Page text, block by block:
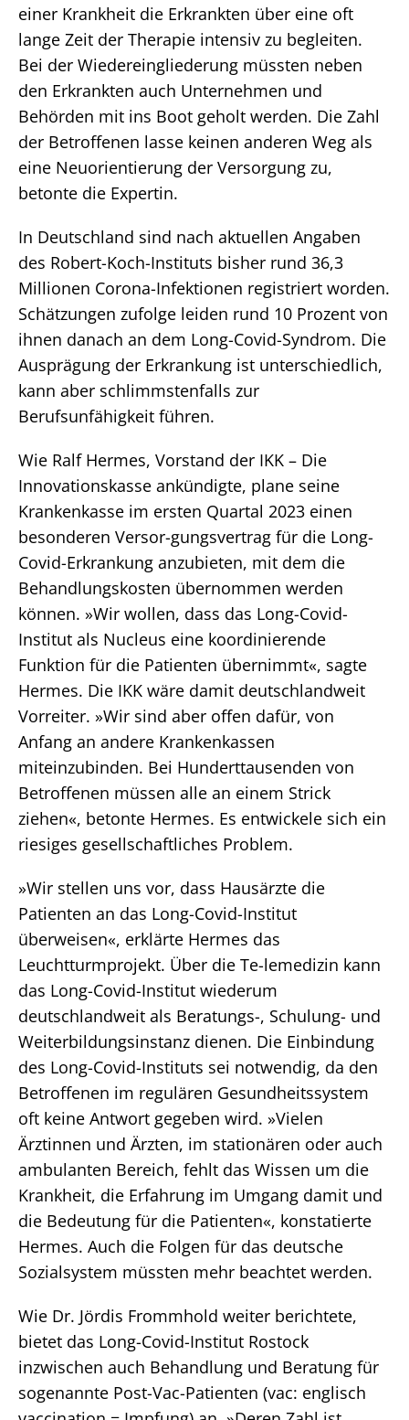
einer Krankheit die Erkrankten über eine oft
lange Zeit der Therapie intensiv zu begleiten.
Bei der Wiedereingliederung müssten neben
den Erkrankten auch Unternehmen und
Behörden mit ins Boot geholt werden. Die Zahl
der Betroffenen lasse keinen anderen Weg als
eine Neuorientierung der Versorgung zu,
betonte die Expertin.
In Deutschland sind nach aktuellen Angaben
des Robert-Koch-Instituts bisher rund 36,3
Millionen Corona-Infektionen registriert worden.
Schätzungen zufolge leiden rund 10 Prozent von
ihnen danach an dem Long-Covid-Syndrom. Die
Ausprägung der Erkrankung ist unterschiedlich,
kann aber schlimmstenfalls zur
Berufsunfähigkeit führen.
Wie Ralf Hermes, Vorstand der IKK – Die
Innovationskasse ankündigte, plane seine
Krankenkasse im ersten Quartal 2023 einen
besonderen Versor-gungsvertrag für die Long-
Covid-Erkrankung anzubieten, mit dem die
Behandlungskosten übernommen werden
können. »Wir wollen, dass das Long-Covid-
Institut als Nucleus eine koordinierende
Funktion für die Patienten übernimmt«, sagte
Hermes. Die IKK wäre damit deutschlandweit
Vorreiter. »Wir sind aber offen dafür, von
Anfang an andere Krankenkassen
miteinzubinden. Bei Hunderttausenden von
Betroffenen müssen alle an einem Strick
ziehen«, betonte Hermes. Es entwickele sich ein
riesiges gesellschaftliches Problem.
»Wir stellen uns vor, dass Hausärzte die
Patienten an das Long-Covid-Institut
überweisen«, erklärte Hermes das
Leuchtturmprojekt. Über die Te-lemedizin kann
das Long-Covid-Institut wiederum
deutschlandweit als Beratungs-, Schulung- und
Weiterbildungsinstanz dienen. Die Einbindung
des Long-Covid-Instituts sei notwendig, da den
Betroffenen im regulären Gesundheitssystem
oft keine Antwort gegeben wird. »Vielen
Ärztinnen und Ärzten, im stationären oder auch
ambulanten Bereich, fehlt das Wissen um die
Krankheit, die Erfahrung im Umgang damit und
die Bedeutung für die Patienten«, konstatierte
Hermes. Auch die Folgen für das deutsche
Sozialsystem müssten mehr beachtet werden.
Wie Dr. Jördis Frommhold weiter berichtete,
bietet das Long-Covid-Institut Rostock
inzwischen auch Behandlung und Beratung für
sogenannte Post-Vac-Patienten (vac: englisch